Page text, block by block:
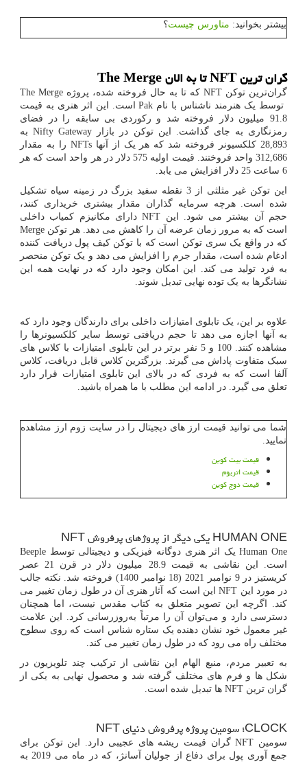
بیشتر بخوانید: متاورس چیست؟
گران ترینNFTتا به الانThe Merge
گران‌ترین توکن NFT که تا به حال فروخته شده، پروژه The Merge
توسط یک هنرمند ناشناس با نام Pak است. این اثر هنری به قیمت
91.8 میلیون دلار فروخته شد و رکوردی بی سابقه را در فضای
رمزنگاری به جای گذاشت. این توکن در بازار Nifty Gatewayبه
28,893 کلکسیونر فروخته شد که هر یک از آنها
NFTs را به مقدار
312,686 واحد فروختند. قیمت اولیه 575 دلار در هر واحد است که هر
6 ساعت 25 دلار افزایش می یابد.
این توکن غیر مثلثی از 3 نقطه سفید بزرگ در زمینه سیاه تشکیل
شده است. هرچه سرمایه گذاران مقدار بیشتری خریداری کنند،
حجم آن بیشتر می شود. این NFTدارای مکانیزم کمیاب داخلی
است که به مرور زمان عرضه آن را کاهش می دهد. هر توکن Merge
که در واقع یک سری توکن است که با توکن کیف پول دریافت کننده
ادغام شده است، مقدار جرم را افزایش می دهد و یک توکن منحصر
به فرد تولید می کند. این امکان وجود دارد که در نهایت همه این
نشانگرها به یک توده نهایی تبدیل شوند.
علاوه بر این، یک تابلوی امتیازات داخلی برای دارندگان وجود دارد که
به آنها اجازه می دهد تا حجم دریافتی توسط سایر کلکسیونرها را
مشاهده کنند. 100 و 5 نفر برتر در این تابلوی امتیازات با کلاس های
سبک متفاوت پاداش می گیرند. بزرگترین کلاس قابل دریافت، کلاس
آلفا است که به فردی که در بالای این تابلوی امتیازات قرار دارد
تعلق می گیرد. در ادامه این مطلب با ما همراه باشید.
شما می توانید قیمت ارز های دیجیتال را در سایت زوم ارز مشاهده
نمایید.
قیمت بیت کوین
قیمت اتریوم
قیمت دوج کوین
HUMAN ONEیکی دیگر از پروژهای پرفروشNFT
Human Oneیک اثر هنری دوگانه فیزیکی و دیجیتالی توسط Beeple
است. این نقاشی به قیمت 28.9 میلیون دلار در قرن 21 عصر
کریستیز در 9 نوامبر 2021 (18 نوامبر 1400) فروخته شد. نکته جالب
در مورد این NFTاین است که آثار هنری آن در طول زمان تغییر می
کند. اگرچه این تصویر متعلق به کتاب مقدس نیست، اما همچنان
دسترسی دارد و می‌توان آن را مرتباً به‌روزرسانی کرد. این علامت
غیر معمول خود نشان دهنده یک ستاره شناس است که روی سطوح
مختلف راه می ‌رود که در طول زمان تغییر می کند.
به تعبیر مردم، منبع الهام این نقاشی از ترکیب چند تلویزیون در
شکل ها و فرم های مختلف گرفته شد و محصول نهایی به یکی از
گران ترین NFT ها تبدیل شده است.
CLOCK؛ سومین پروژه پرفروش دنیایNFT
سومین NFTگران قیمت ریشه های عجیبی دارد. این توکن برای
جمع آوری پول برای دفاع از جولیان آسانژ، که در ماه می 2019 به